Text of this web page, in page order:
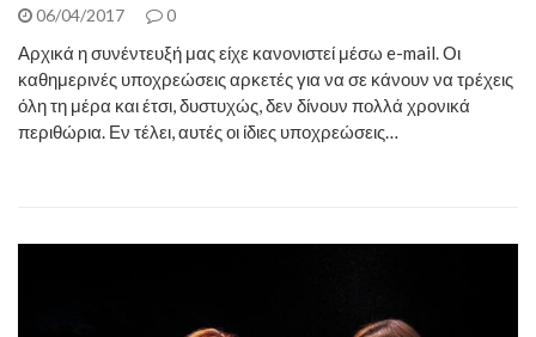
06/04/2017 0
Αρχικά η συνέντευξή μας είχε κανονιστεί μέσω e-mail. Οι
καθημερινές υποχρεώσεις αρκετές για να σε κάνουν να τρέχεις
όλη τη μέρα και έτσι, δυστυχώς, δεν δίνουν πολλά χρονικά
περιθώρια. Εν τέλει, αυτές οι ίδιες υποχρεώσεις…